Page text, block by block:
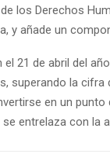
los Derechos
y añade un
21 de abril del
superando la cifra
en un
entrelaza con la